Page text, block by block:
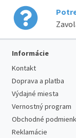
Informácie
Kontakt
Doprava a platba
Výdajné miesta
Vernostný program
Obchodné
Reklamácie